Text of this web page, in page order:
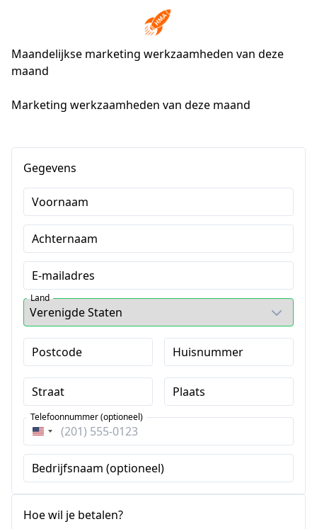
Maandelijkse marketing werkzaamheden van deze
maand
Marketing werkzaamheden van deze maand
Gegevens
Voornaam
Achternaam
E-mailadres
Land
Postcode Huisnummer
Straat Plaats
Verenigde
Staten
+1
Telefoonnummer (optioneel)
Bedrijfsnaam (optioneel)
Hoe wil je betalen?